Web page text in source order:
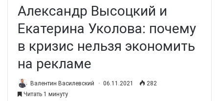
Александр Высоцкий и
Екатерина Уколова: почему
в кризис нельзя экономить
на рекламе
Валентин Василевский 06.11.2021
282
Читать 1 минуту